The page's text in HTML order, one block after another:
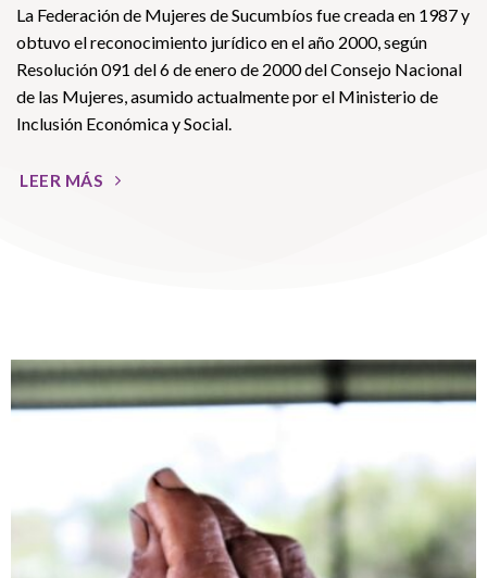
La Federación de Mujeres de Sucumbíos fue creada en 1987 y
obtuvo el reconocimiento jurídico en el año 2000, según
Resolución 091 del 6 de enero de 2000 del Consejo Nacional
de las Mujeres, asumido actualmente por el Ministerio de
Inclusión Económica y Social.
LEER MÁS